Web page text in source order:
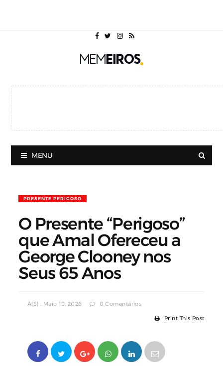
MENU
PRESENTE PERIGOSO
O Presente “Perigoso”
que Amal Ofereceu a
George Clooney nos
Seus 65 Anos
À(s) : Maio 19, 2026 0 Comentários
Print This Post